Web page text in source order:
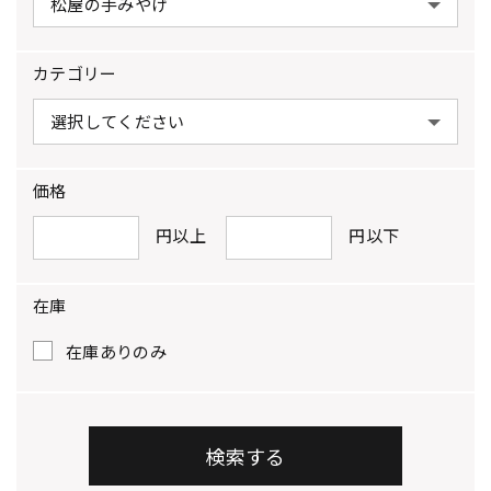
カテゴリー
価格
円以上
円以下
在庫
在庫ありのみ